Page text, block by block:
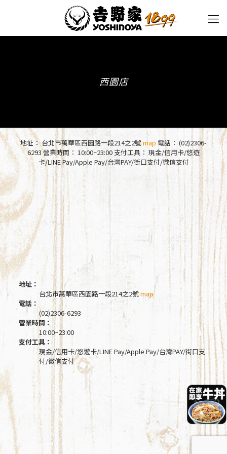
西園店
地址： 台北市萬華區西園路一段214之2號map 電話： (02)2306-
6293營業時間： 10:00~23:00 支付工具： 現金/信用卡/悠遊
卡/LINE Pay/Apple Pay/台灣PAY/街口支付/微信支付
地址：
台北市萬華區西園路一段214之2號map
電話：
(02)2306-6293
營業時間：
10:00~23:00
支付工具：
現金/信用卡/悠遊卡/LINE Pay/Apple Pay/台灣PAY/街口支
付/微信支付